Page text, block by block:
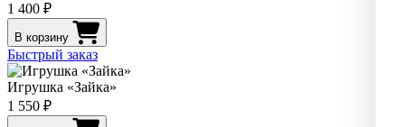
1 400 ₽
В корзину
Быстрый заказ
Игрушка «Зайка»
1 550 ₽